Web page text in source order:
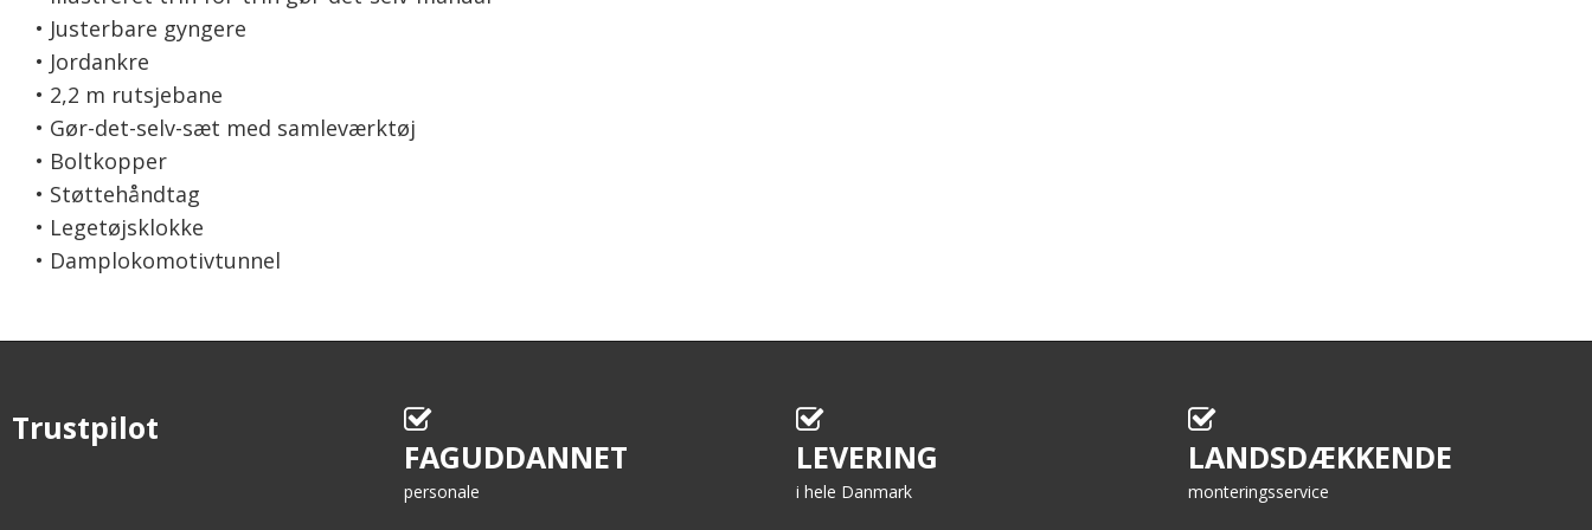
• Justerbare gyngere
• Jordankre
• 2,2 m rutsjebane
• Gør-det-selv-sæt med samleværktøj
• Boltkopper
• Støttehåndtag
• Legetøjsklokke
• Damplokomotivtunnel
Trustpilot
FAGUDDANNET
personale
LEVERING
i hele Danmark
LANDSDÆKKENDE
monteringsservice